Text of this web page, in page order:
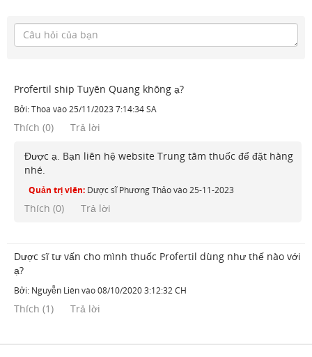
Profertil ship Tuyên Quang không ạ?
Bởi:Thoa vào25/11/2023 7:14:34 SA
Thích (0) Trả lời
Được ạ. Bạn liên hệ website Trung tâm thuốc để đặt hàng
nhé.
Quản trị viên: Dược sĩ Phương Thảovào25-11-2023
Thích (0) Trả lời
Dược sĩ tư vấn cho mình thuốc Profertil dùng như thế nào với
ạ?
Bởi: Nguyễn Liênvào08/10/2020 3:12:32 CH
Thích (1) Trả lời